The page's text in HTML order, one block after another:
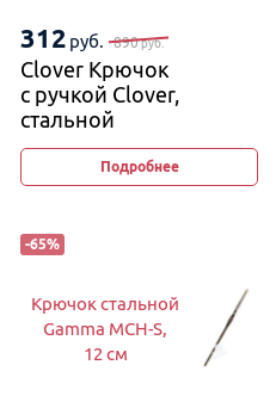
312 руб. 890руб.
Clover Крючок
с ручкой Clover,
стальной
Подробнее
-65%
Крючок стальной
Gamma MCH-S,
12 см